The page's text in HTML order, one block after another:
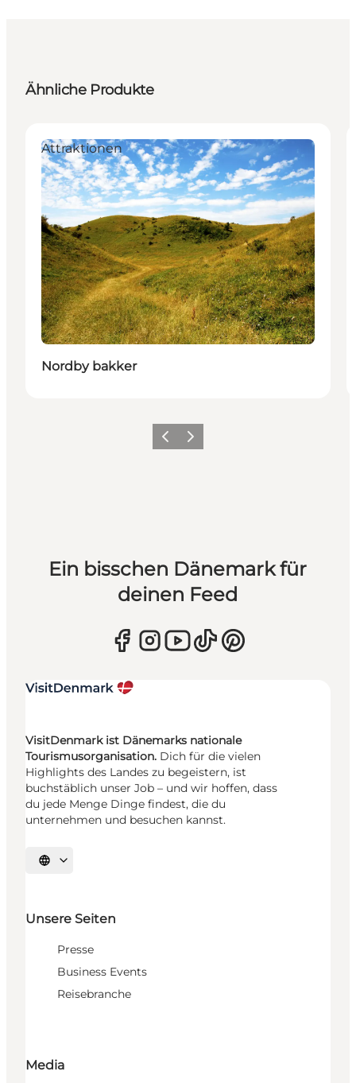
Ähnliche Produkte
Attraktionen
Nordby bakker
ZurückWeiter
Ein bisschen Dänemark für
deinen Feed
VisitDenmark ist Dänemarks nationale
Tourismusorganisation. Dich für die vielen
Highlights des Landes zu begeistern, ist
buchstäblich unser Job – und wir hoffen, dass
du jede Menge Dinge findest, die du
unternehmen und besuchen kannst.
Sprache auswählen
Unsere Seiten
Presse
Business Events
Reisebranche
Media